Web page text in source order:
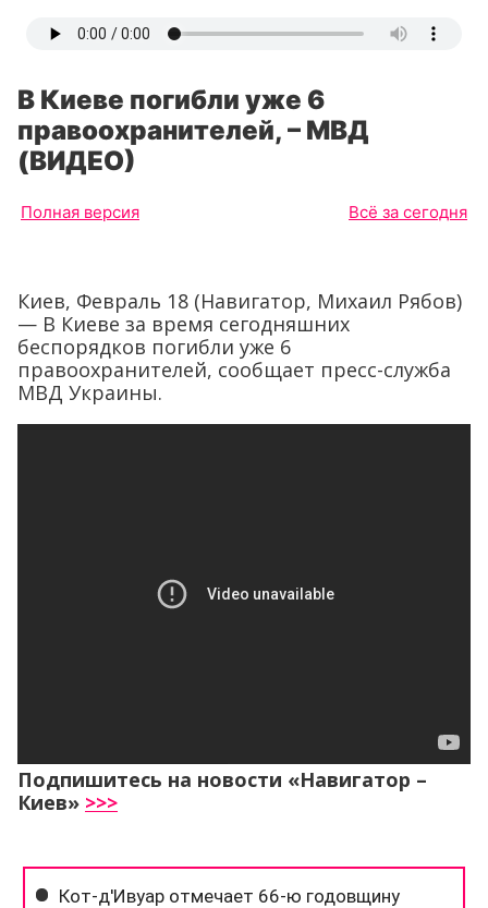
В Киеве погибли уже 6
правоохранителей, – МВД
(ВИДЕО)
Полная версия Всё за сегодня
Киев, Февраль 18 (Навигатор, Михаил Рябов)
— В Киеве за время сегодняшних
беспорядков погибли уже 6
правоохранителей, сообщает пресс-служба
МВД Украины.
Подпишитесь на новости «Навигатор –
Киев» >>>